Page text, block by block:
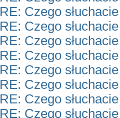
RE: Czego
RE: Czego
RE: Czego
RE: Czego
RE: Czego
RE: Czego
RE: Czego
RE: Czego